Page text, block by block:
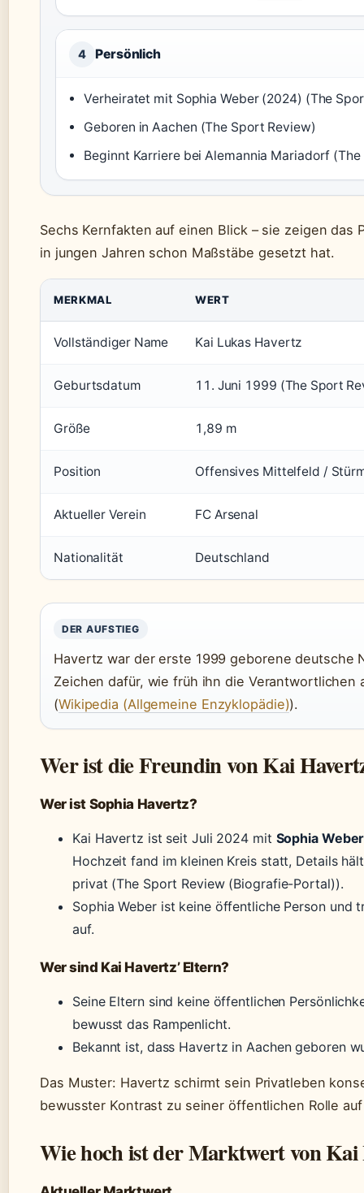
4 Persönlich
Verheiratet mit Sophia Weber (2024) (The
Geboren in Aachen (The Sport Review)
Beginnt Karriere bei Alemannia Mariadorf
Sechs Kernfakten auf einen Blick – sie zeigen das
in jungen Jahren schon Maßstäbe gesetzt hat.
MERKMAL WERT
Vollständiger Name Kai Lukas Havertz
Geburtsdatum 11. Juni 1999 (The Sport
Größe 1,89 m
Position Offensives Mittelfeld /
Aktueller Verein FC Arsenal
Nationalität Deutschland
DER AUFSTIEG
Havertz war der erste 1999 geborene deutsche
Zeichen dafür, wie früh ihn die Verantwortlichen
(Wikipedia (Allgemeine Enzyklopädie)).
Wer ist die Freundin von Kai
Wer ist Sophia Havertz?
Kai Havertz ist seit Juli 2024 mit Sophia Weber
Hochzeit fand im kleinen Kreis statt, Details
privat (The Sport Review (Biografie-Portal)).
Sophia Weber ist keine öffentliche Person und
auf.
Wer sind Kai Havertz’ Eltern?
Seine Eltern sind keine öffentlichen
bewusst das Rampenlicht.
Bekannt ist, dass Havertz in Aachen geboren
Das Muster: Havertz schirmt sein Privatleben
bewusster Kontrast zu seiner öffentlichen Rolle
Wie hoch ist der Marktwert von Kai